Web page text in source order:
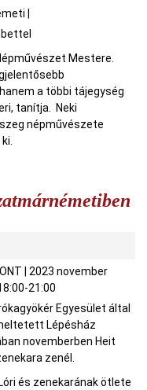
Mestere.
a többi tájegység
tanítja. Neki
népművészete
2023 november
21:00
Egyesület által
Lépésház
novemberben Heit
zenél.
és zenekarának ötlete